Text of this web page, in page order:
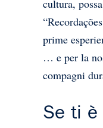
cultura,
prime
… e per la
compagni
Se ti è